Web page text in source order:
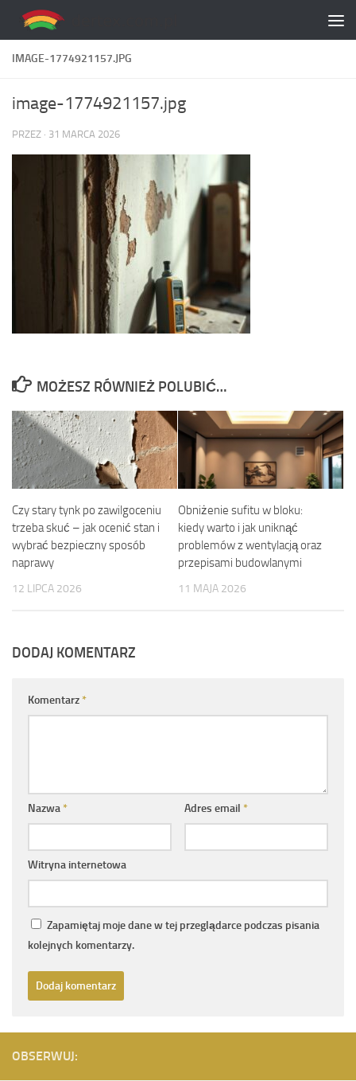
Skip to content
IMAGE-1774921157.JPG
image-1774921157.jpg
PRZEZ · 31 MARCA 2026
MOŻESZ RÓWNIEŻ POLUBIĆ…
Czy stary tynk po zawilgoceniu
trzeba skuć – jak ocenić stan i
wybrać bezpieczny sposób
naprawy
12 LIPCA 2026
Obniżenie sufitu w bloku:
kiedy warto i jak uniknąć
problemów z wentylacją oraz
przepisami budowlanymi
11 MAJA 2026
DODAJ KOMENTARZ
Komentarz*
Nazwa* Adres email *
Witryna internetowa
Zapamiętaj moje dane w tej przeglądarce podczas pisania
kolejnych komentarzy.
OBSERWUJ: